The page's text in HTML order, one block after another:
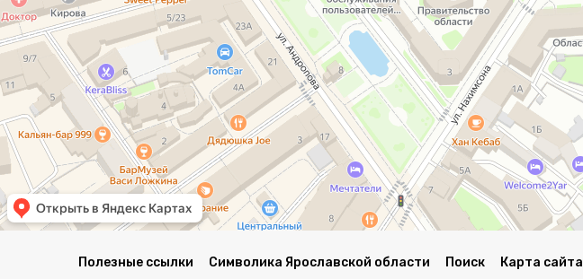
Полезные ссылки Символика Ярославской области Поиск Карта сайта